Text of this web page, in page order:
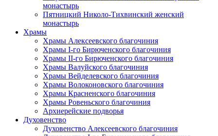
монастырь
Пятницкий Николо-Тихвинский женский
монастырь
Храмы
Храмы Алексеевского благочиния
Храмы I-го Бирюченского благочиния
Храмы II-го Бирюченского благочиния
Храмы Валуйского благочиния
Храмы Вейделевского благочиния
Храмы Волоконовского благочиния
Храмы Красненского благочиния
Храмы Ровеньского благочиния
Архиерейские подворья
Духовенство
Духовенство Алексеевского благочиния